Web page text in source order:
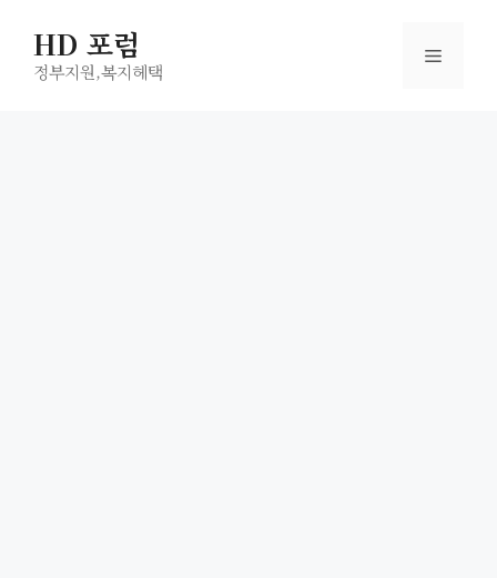
HD 포럼
정부지원,복지헤택
메